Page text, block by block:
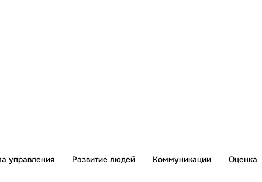
управления Развитие людей Коммуникации Оценка